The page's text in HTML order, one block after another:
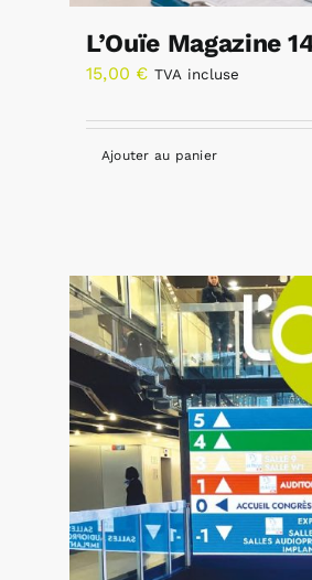
L’Ouïe Magazine
15,00 € TVA incluse
Ajouter au panier